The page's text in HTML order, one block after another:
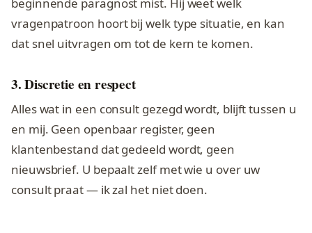
vragenpatroon hoort bij welk type situatie, en kan
dat snel uitvragen om tot de kern te komen.
3. Discretie en respect
Alles wat in een consult gezegd wordt, blijft tussen u
en mij. Geen openbaar register, geen
klantenbestand dat gedeeld wordt, geen
nieuwsbrief. U bepaalt zelf met wie u over uw
consult praat — ik zal het niet doen.